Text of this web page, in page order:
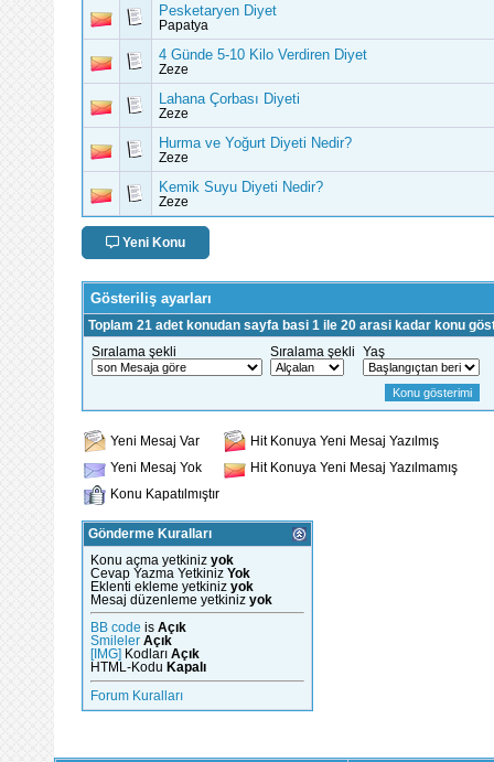
Pesketaryen Diyet
Papatya
4 Günde 5-10 Kilo Verdiren Diyet
Zeze
Lahana Çorbası Diyeti
Zeze
Hurma ve Yoğurt Diyeti Nedir?
Zeze
Kemik Suyu Diyeti Nedir?
Zeze
Yeni Konu
Gösteriliş ayarları
Toplam 21 adet konudan sayfa basi 1 ile 20 arasi kadar konu
Sıralama şekli
Sıralama şekli Yaş
Yeni Mesaj Var
Hit Konuya Yeni Mesaj Yazılmış
Yeni Mesaj Yok
Hit Konuya Yeni Mesaj Yazılmamış
Konu Kapatılmıştır
Gönderme Kuralları
Konu açma yetkiniz yok
Cevap Yazma Yetkiniz Yok
Eklenti ekleme yetkiniz yok
Mesaj düzenleme yetkiniz yok
BB code is Açık
Smileler Açık
[IMG]
Kodları Açık
HTML-Kodu Kapalı
Forum Kuralları